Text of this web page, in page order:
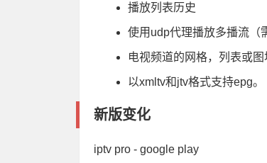
播放列表历史
使用udp代理播放多播流（
电视频道的网格，列表或图
以xmltv和jtv格式支持epg。
新版变化
iptv pro - google play